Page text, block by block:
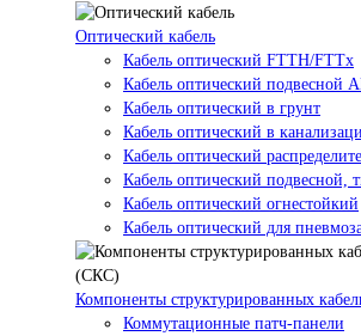
Оптический кабель
Кабель оптический FTTH/FTTx
Кабель оптический подвесной
Кабель оптический в грунт
Кабель оптический в
Кабель оптический
Кабель оптический подвесной,
Кабель оптический огнестойкий
Кабель оптический для
Компоненты структурированных
Коммутационные патч-панели